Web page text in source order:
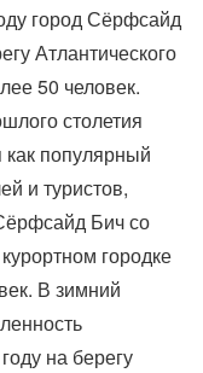
город Сёрфсайд
Атлантического
50 человек.
столетия
как популярный
и туристов,
Бич со
городке
В зимний
на берегу